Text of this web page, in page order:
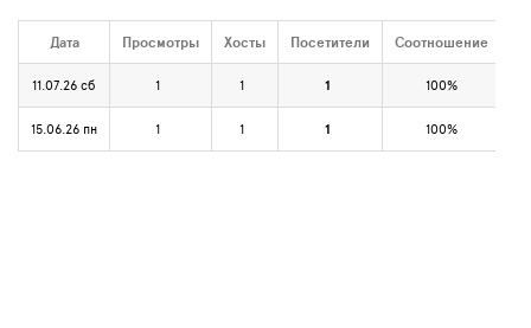
Дата Просмотры Хосты Посетители Соотношение
11.07.26 сб 1 1 1 100%
15.06.26 пн 1 1 1 100%